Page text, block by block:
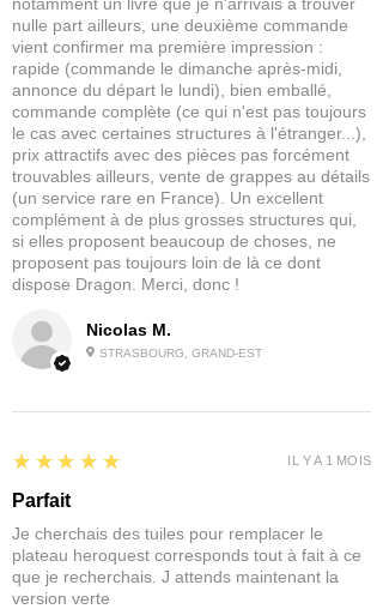
Nicolas M.
STRASBOURG, GRAND-EST
notamment un livre que je n'arrivais à trouver
nulle part ailleurs, une deuxième commande
vient confirmer ma première impression :
rapide (commande le dimanche après-midi,
annonce du départ le lundi), bien emballé,
commande complète (ce qui n'est pas toujours
le cas avec certaines structures à l'étranger...),
prix attractifs avec des pièces pas forcément
trouvables ailleurs, vente de grappes au détails
(un service rare en France). Un excellent
complément à de plus grosses structures qui,
si elles proposent beaucoup de choses, ne
proposent pas toujours loin de là ce dont
dispose Dragon. Merci, donc !
5
★★★★★
Parfait
Je cherchais des tuiles pour remplacer le
plateau heroquest corresponds tout à fait à ce
que je recherchais. J attends maintenant la
version verte
IL Y A 1 MOIS